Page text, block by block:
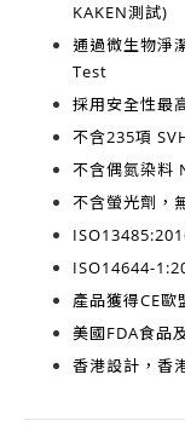
KAKEN測試)
通過微生物淨
Test
採用安全性最
不含235項
不含偶氮染料
不含螢光劑，
ISO14644-
產品獲得CE歐
美國FDA食品
香港設計，香